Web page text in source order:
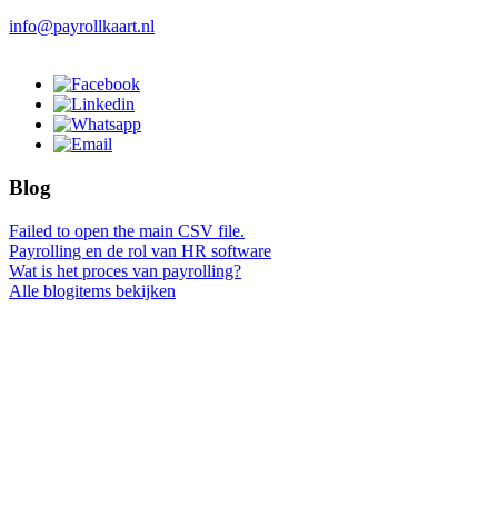
info@payrollkaart.nl
Blog
Failed to open the main CSV file.
Payrolling en de rol van HR software
Wat is het proces van payrolling?
Alle blogitems bekijken